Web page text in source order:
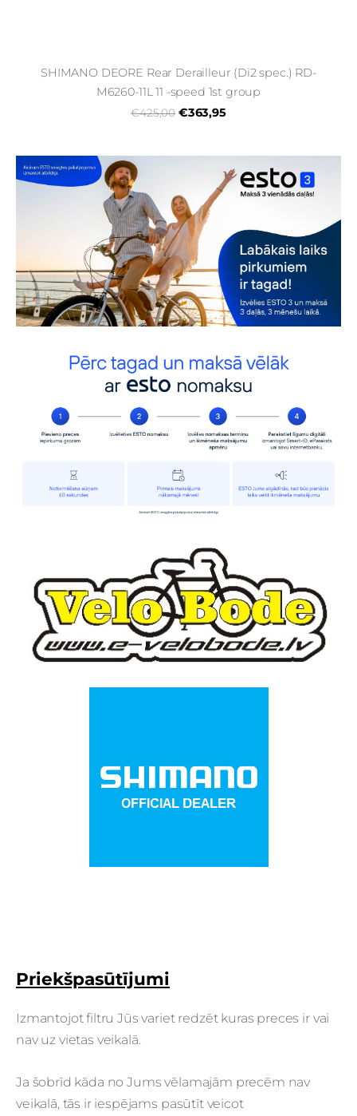
Priekšpasūtījumi
Izmantojot filtru Jūs variet redzēt kuras preces ir vai
nav uz vietas veikalā.
Ja šobrīd kāda no Jums vēlamajām precēm nav
veikalā, tās ir iespējams pasūtīt veicot
SHIMANO DEORE Rear Derailleur (Di2 spec.) RD-
M6260-11L 11 -speed 1st group
€425,00 €363,95